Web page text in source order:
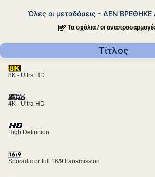
Όλες οι μεταδόσεις - ΔΕΝ ΒΡΕΘΗΚΕ
Τα σχόλια / οι
Τίτλος
8K - Ultra HD
4K - Ultra HD
High Definition
Sporadic or full 16/9 transmission